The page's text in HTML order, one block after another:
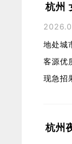
杭州
地处城
客源优
现急招
杭州